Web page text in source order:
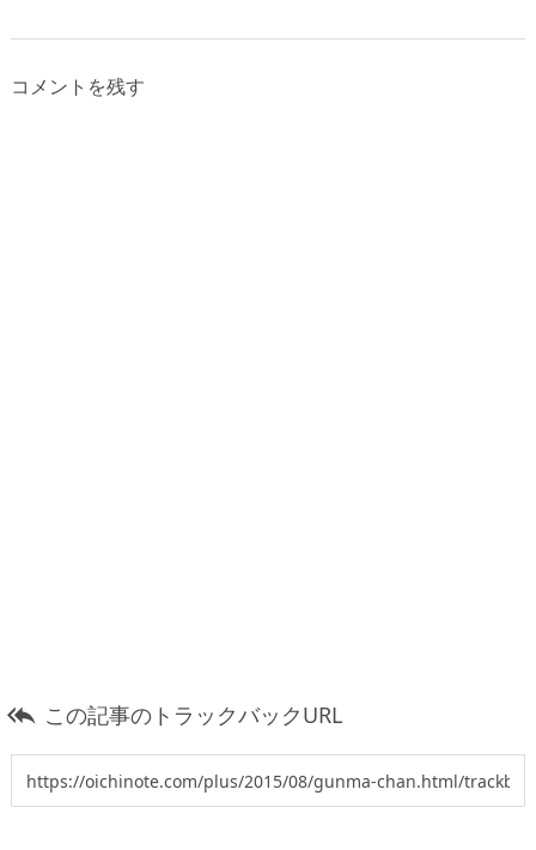
コメントを残す
 この記事のトラックバックURL